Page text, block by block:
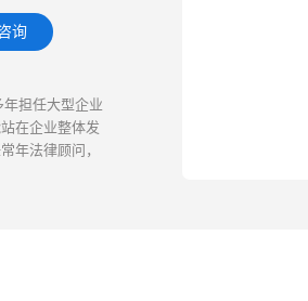
询
担任大型企业
在企业整体发
年法律顾问，